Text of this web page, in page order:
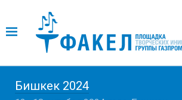
Бишкек 2024